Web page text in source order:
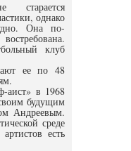
старается
однако
Она по-
клуб
ее по 48
аист» в 1968
будущим
Андреевым.
среде
есть